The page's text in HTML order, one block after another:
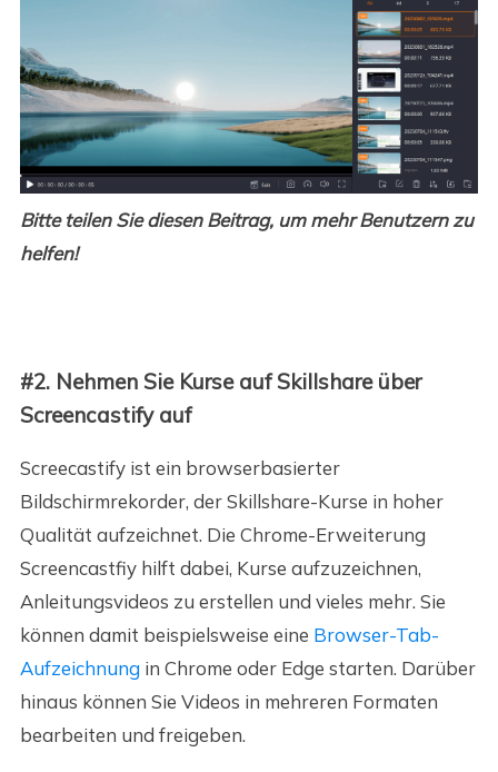
Bitte teilen Sie diesen Beitrag, um mehr Benutzern zu
helfen!
#2. Nehmen Sie Kurse auf Skillshare über
Screencastify auf
Screecastify ist ein browserbasierter
Bildschirmrekorder, der Skillshare-Kurse in hoher
Qualität aufzeichnet. Die Chrome-Erweiterung
Screencastfiy hilft dabei, Kurse aufzuzeichnen,
Anleitungsvideos zu erstellen und vieles mehr. Sie
können damit beispielsweise eine Browser-Tab-
Aufzeichnungin Chrome oder Edge starten. Darüber
hinaus können Sie Videos in mehreren Formaten
bearbeiten und freigeben.